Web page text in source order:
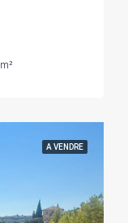
m²
A VENDRE